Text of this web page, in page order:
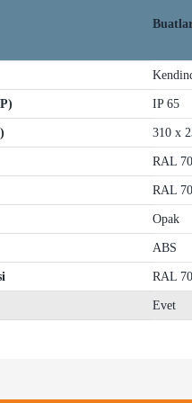
IP 65
310 x
RAL
RAL
Opak
ABS
RAL
Evet